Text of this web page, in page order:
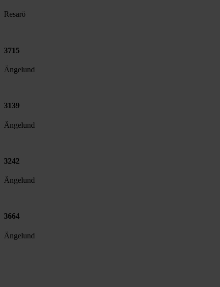
Resarö
3715
Ängelund
3139
Ängelund
3242
Ängelund
3664
Ängelund